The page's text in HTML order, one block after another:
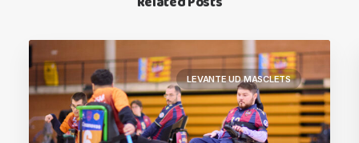
LEVANTE UD MASCLETS